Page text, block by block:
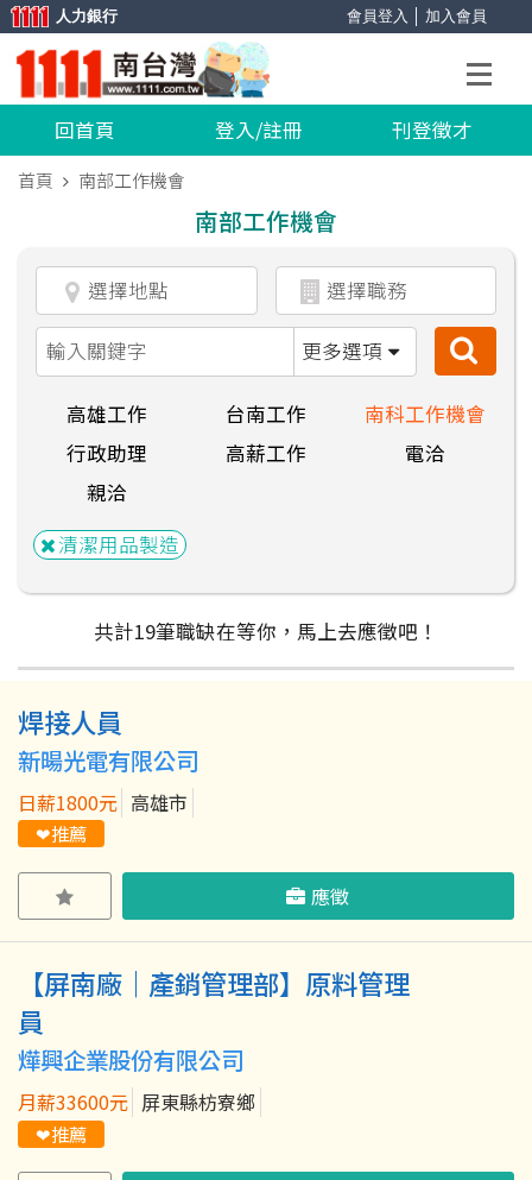
會員登入 加入會員
人力銀行
回首頁 登入/註冊 刊登徵才
首頁 南部工作機會
南部工作機會
更多選項
高雄工作 台南工作
南科工作機會
行政助理
高薪工作
電洽
親洽
清潔用品製造
共計19筆職缺在等你，馬上去應徵吧！
焊接人員
新暘光電有限公司
日薪1800元 高雄市
❤推薦
應徵
【屏南廠｜產銷管理部】原料管理
員
燁興企業股份有限公司
月薪33600元 屏東縣枋寮鄉
❤推薦